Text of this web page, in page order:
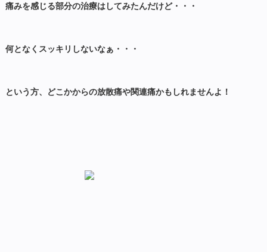
痛みを感じる部分の治療はしてみたんだけど・・・
何となくスッキリしないなぁ・・・
という方、どこかからの放散痛や関連痛かもしれませんよ！